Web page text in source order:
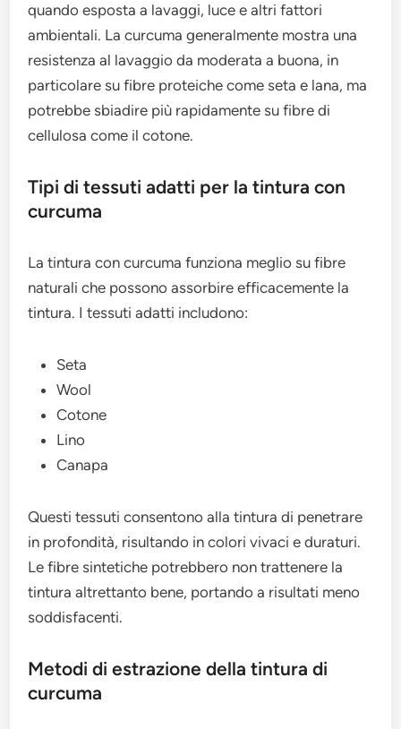
quando esposta a lavaggi, luce e altri fattori
ambientali. La curcuma generalmente mostra una
resistenza al lavaggio da moderata a buona, in
particolare su fibre proteiche come seta e lana, ma
potrebbe sbiadire più rapidamente su fibre di
cellulosa come il cotone.
Tipi di tessuti adatti per la tintura con
curcuma
La tintura con curcuma funziona meglio su fibre
naturali che possono assorbire efficacemente la
tintura. I tessuti adatti includono:
Seta
Wool
Cotone
Lino
Canapa
Questi tessuti consentono alla tintura di penetrare
in profondità, risultando in colori vivaci e duraturi.
Le fibre sintetiche potrebbero non trattenere la
tintura altrettanto bene, portando a risultati meno
soddisfacenti.
Metodi di estrazione della tintura di
curcuma